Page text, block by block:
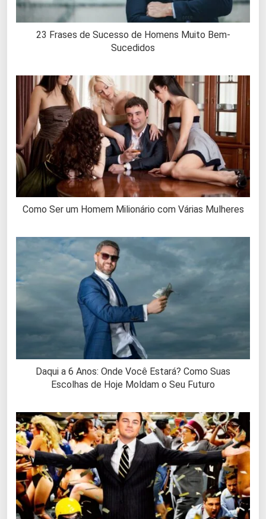
23 Frases de Sucesso de Homens Muito Bem-
Sucedidos
Como Ser um Homem Milionário com Várias Mulheres
Daqui a 6 Anos: Onde Você Estará? Como Suas
Escolhas de Hoje Moldam o Seu Futuro